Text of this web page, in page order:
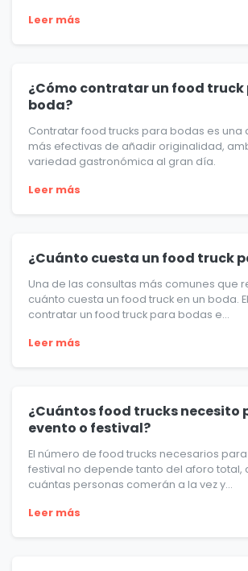
Leer más
¿Cómo contratar un food truck
boda?
Contratar food trucks para bodas es una
más efectivas de añadir originalidad,
variedad gastronómica al gran día.
Leer más
¿Cuánto cuesta un food truck
Una de las consultas más comunes que
cuánto cuesta un food truck en un boda.
contratar un food truck para bodas e...
Leer más
¿Cuántos food trucks necesito
evento o festival?
El número de food trucks necesarios
festival no depende tanto del aforo total,
cuántas personas comerán a la vez y...
Leer más